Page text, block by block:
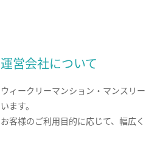
運営会社について
ウィークリーマンション・マンスリ
います。
お客様のご利用目的に応じて、幅広く